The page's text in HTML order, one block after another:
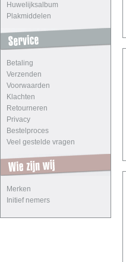
Huwelijksalbum
Plakmiddelen
Betaling
Verzenden
Voorwaarden
Klachten
Retourneren
Privacy
Bestelproces
Veel gestelde vragen
Merken
Initief nemers